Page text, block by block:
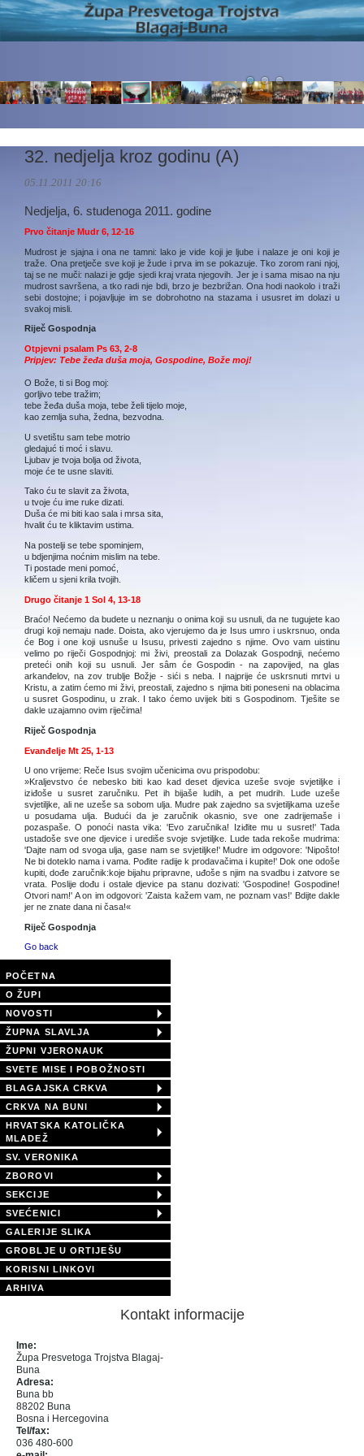
32. nedjelja kroz godinu (A)
05.11.2011 20:16
Nedjelja, 6. studenoga 2011. godine
Prvo čitanje Mudr 6, 12-16
Mudrost je sjajna i ona ne tamni: lako je vide koji je ljube i nalaze je oni koji je
traže. Ona pretječe sve koji je žude i prva im se pokazuje. Tko zorom rani njoj,
taj se ne muči: nalazi je gdje sjedi kraj vrata njegovih. Jer je i sama misao na nju
mudrost savršena, a tko radi nje bdi, brzo je bezbrižan. Ona hodi naokolo i traži
sebi dostojne; i pojavljuje im se dobrohotno na stazama i ususret im dolazi u
svakoj misli.
Riječ Gospodnja
Otpjevni psalam Ps 63, 2-8
Pripjev: Tebe žeđa duša moja, Gospodine, Bože moj!
O Bože, ti si Bog moj:
gorljivo tebe tražim;
tebe žeđa duša moja, tebe želi tijelo moje,
kao zemlja suha, žedna, bezvodna.
U svetištu sam tebe motrio
gledajuć ti moć i slavu.
Ljubav je tvoja bolja od života,
moje će te usne slaviti.
Tako ću te slavit za života,
u tvoje ću ime ruke dizati.
Duša će mi biti kao sala i mrsa sita,
hvalit ću te kliktavim ustima.
Na postelji se tebe spominjem,
u bdjenjima noćnim mislim na tebe.
Ti postade meni pomoć,
kličem u sjeni krila tvojih.
Drugo čitanje 1 Sol 4, 13-18
Braćo! Nećemo da budete u neznanju o onima koji su usnuli, da ne tugujete kao
drugi koji nemaju nade. Doista, ako vjerujemo da je Isus umro i uskrsnuo, onda
će Bog i one koji usnuše u Isusu, privesti zajedno s njime. Ovo vam uistinu
velimo po riječi Gospodnjoj: mi živi, preostali za Dolazak Gospodnji, nećemo
preteći onih koji su usnuli. Jer sâm će Gospodin - na zapovijed, na glas
arkanđelov, na zov trublje Božje - sići s neba. I najprije će uskrsnuti mrtvi u
Kristu, a zatim ćemo mi živi, preostali, zajedno s njima biti poneseni na oblacima
u susret Gospodinu, u zrak. I tako ćemo uvijek biti s Gospodinom. Tješite se
dakle uzajamno ovim riječima!
Riječ Gospodnja
Evanđelje Mt 25, 1-13
U ono vrijeme: Reče Isus svojim učenicima ovu prispodobu:
»Kraljevstvo će nebesko biti kao kad deset djevica uzeše svoje svjetiljke i
iziđoše u susret zaručniku. Pet ih bijaše ludih, a pet mudrih. Lude uzeše
svjetiljke, ali ne uzeše sa sobom ulja. Mudre pak zajedno sa svjetiljkama uzeše
u posudama ulja. Budući da je zaručnik okasnio, sve one zadrijemaše i
pozaspaše. O ponoći nasta vika: 'Evo zaručnika! Iziđite mu u susret!' Tada
ustadoše sve one djevice i urediše svoje svjetiljke. Lude tada rekoše mudrima:
'Dajte nam od svoga ulja, gase nam se svjetiljke!' Mudre im odgovore: 'Nipošto!
Ne bi doteklo nama i vama. Pođite radije k prodavačima i kupite!' Dok one odoše
kupiti, dođe zaručnik:koje bijahu pripravne, uđoše s njim na svadbu i zatvore se
vrata. Poslije dođu i ostale djevice pa stanu dozivati: 'Gospodine! Gospodine!
Otvori nam!' A on im odgovori: 'Zaista kažem vam, ne poznam vas!' Bdijte dakle
jer ne znate dana ni časa!«
Riječ Gospodnja
Go back
POČETNA
O ŽUPI
NOVOSTI
ŽUPNA SLAVLJA
ŽUPNI VJERONAUK
SVETE MISE I POBOŽNOSTI
BLAGAJSKA CRKVA
CRKVA NA BUNI
HRVATSKA KATOLIČKA
MLADEŽ
SV. VERONIKA
ZBOROVI
SEKCIJE
SVEĆENICI
GALERIJE SLIKA
GROBLJE U ORTIJEŠU
KORISNI LINKOVI
ARHIVA
Kontakt informacije
Ime:
Župa Presvetoga Trojstva Blagaj-
Buna
Adresa:
Buna bb
88202 Buna
Bosna i Hercegovina
Tel/fax:
036 480-600